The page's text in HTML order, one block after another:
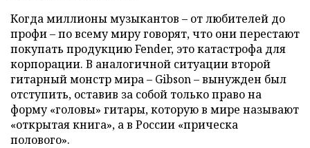
Когда миллионы музыкантов – от любителей до
профи – по всему миру говорят, что они перестают
покупать продукцию Fender, это катастрофа для
корпорации. В аналогичной ситуации второй
гитарный монстр мира – Gibson – вынужден был
отступить, оставив за собой только право на
форму «головы» гитары, которую в мире называют
«открытая книга», а в России «прическа
полового».